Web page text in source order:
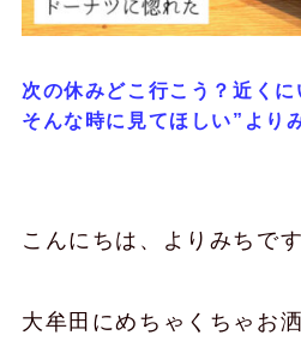
次の休みどこ行こう？近く
そんな時に見てほしい”より
こんにちは、よりみちです
大牟田にめちゃくちゃお